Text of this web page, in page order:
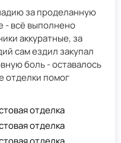
за проделанную
- всё выполнено
аккуратные, за
сам ездил закупал
боль - оставалось
отделки помог